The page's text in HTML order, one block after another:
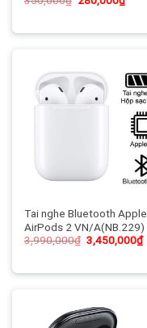
-14%
Tai nghe Bluetooth Apple
AirPods 2 VN/A(NB.229)
3,990,000₫ 3,450,000₫